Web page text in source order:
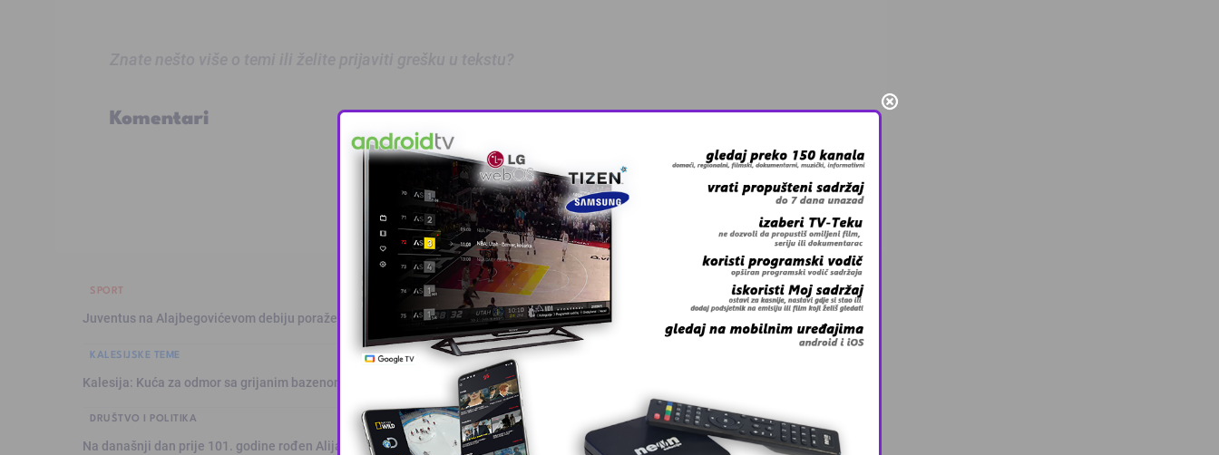
Komentari
SPORT
Juventus na Alajbegovićevom debiju poražen od Intera, Zmaj učestvov …
KALESIJSKE TEME
Kalesija: Kuća za odmor sa grijanim bazenom
DRUŠTVO I POLITIKA
Na današnji dan prije 101. godine rođen Alija Izetbegović, lider ko …